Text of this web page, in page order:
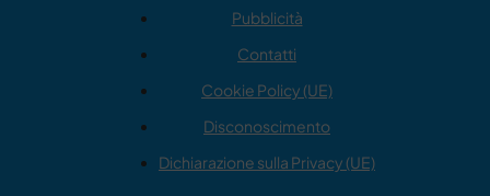
Pubblicità
Contatti
Cookie Policy (UE)
Disconoscimento
Dichiarazione sulla Privacy (UE)